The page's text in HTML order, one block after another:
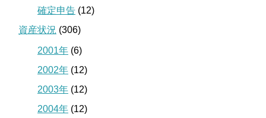
確定申告 (12)
資産状況 (306)
2001年 (6)
2002年 (12)
2003年 (12)
2004年 (12)